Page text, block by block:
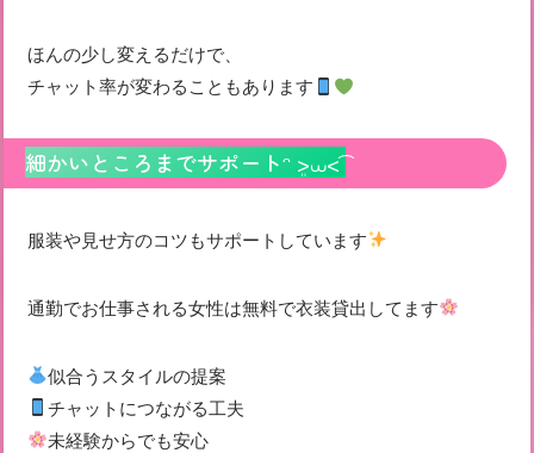
ほんの少し変えるだけで、
チャット率が変わることもあります
細かいところまでサポートᵔ ܸ>⩊<︎︎ ͡
服装や見せ方のコツもサポートしています
通勤でお仕事される女性は無料で衣装貸出してます
似合うスタイルの提案
チャットにつながる工夫
未経験からでも安心